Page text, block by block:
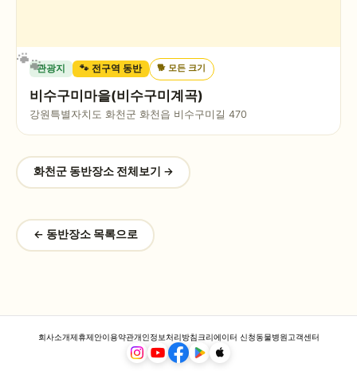
관광지 🐾 전구역 동반 🐕모든 크기
비수구미마을(비수구미계곡)
강원특별자치도 화천군 화천읍 비수구미길 470
화천군동반장소 전체보기 →
← 동반장소 목록으로
회사소개제휴제안이용약관개인정보처리방침크리에이터 신청동물병원고객센터